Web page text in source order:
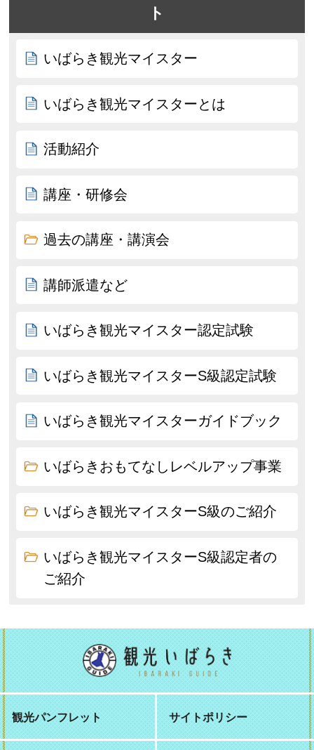
ト
いばらき観光マイスター
いばらき観光マイスターとは
活動紹介
講座・研修会
過去の講座・講演会
講師派遣など
いばらき観光マイスター認定試験
いばらき観光マイスターS級認定試験
いばらき観光マイスターガイドブック
いばらきおもてなしレベルアップ事業
いばらき観光マイスターS級のご紹介
いばらき観光マイスターS級認定者の
ご紹介
観光パンフレット サイトポリシー